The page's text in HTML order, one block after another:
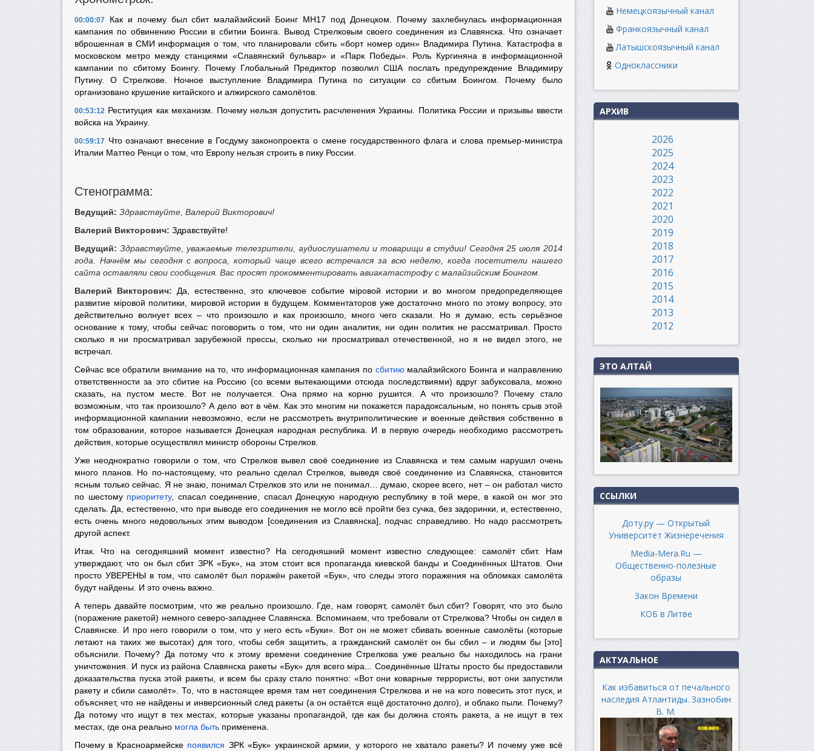
00:00:07 Как и почему был сбит малайзийский Боинг MH17 под Донецком. Почему захлебнулась информационная
кампания по обвинению России в сбитии Боинга. Вывод Стрелковым своего соединения из Славянска. Что означает
вброшенная в СМИ информация о том, что планировали сбить «борт номер один» Владимира Путина. Катастрофа в
московском метро между станциями «Славянский бульвар» и «Парк Победы». Роль Кургиняна в информационной
кампании по сбитому Боингу. Почему Глобальный Предиктор позволил США послать предупреждение Владимиру
Путину. О Стрелкове. Ночное выступление Владимира Путина по ситуации со сбитым Боингом. Почему было
организовано крушение китайского и алжирского самолётов.
00:53:12 Реституция как механизм. Почему нельзя допустить расчленения Украины. Политика России и призывы ввести
войска на Украину.
00:59:17 Что означают внесение в Госдуму законопроекта о смене государственного флага и слова премьер-министра
Италии Маттео Ренци о том, что Европу нельзя строить в пику России.
Стенограмма:
Ведущий: Здравствуйте, Валерий Викторович!
Валерий Викторович: Здравствуйте!
Ведущий:Здравствуйте, уважаемые телезрители, аудиослушатели и товарищи в студии! Сегодня 25 июля 2014
года. Начнём мы сегодня с вопроса, который чаще всего встречался за всю неделю, когда посетители нашего
сайта оставляли свои сообщения. Вас просят прокомментировать авиакатастрофу с малайзийским Боингом.
Валерий Викторович: Да, естественно, это ключевое событие мiровой истории и во многом предопределяющее
развитие мiровой политики, мировой истории в будущем. Комментаторов уже достаточно много по этому вопросу, это
действительно волнует всех – что произошло и как произошло, много чего сказали. Но я думаю, есть серьёзное
основание к тому, чтобы сейчас поговорить о том, что ни один аналитик, ни один политик не рассматривал. Просто
сколько я ни просматривал зарубежной прессы, сколько ни просматривал отечественной, но я не видел этого, не
встречал.
Сейчас все обратили внимание на то, что информационная кампания по сбитию малайзийского Боинга и направлению
ответственности за это сбитие на Россию (со всеми вытекающими отсюда последствиями) вдруг забуксовала, можно
сказать, на пустом месте. Вот не получается. Она прямо на корню рушится. А что произошло? Почему стало
возможным, что так произошло? А дело вот в чём. Как это многим ни покажется парадоксальным, но понять срыв этой
информационной кампании невозможно, если не рассмотреть внутриполитические и военные действия собственно в
том образовании, которое называется Донецкая народная республика. И в первую очередь необходимо рассмотреть
действия, которые осуществлял министр обороны Стрелков.
Уже неоднократно говорили о том, что Стрелков вывел своё соединение из Славянска и тем самым нарушил очень
много планов. Но по-настоящему, что реально сделал Стрелков, выведя своё соединение из Славянска, становится
ясным только сейчас. Я не знаю, понимал Стрелков это или не понимал… думаю, скорее всего, нет – он работал чисто
по шестому приоритету, спасал соединение, спасал Донецкую народную республику в той мере, в какой он мог это
сделать. Да, естественно, что при выводе его соединения не могло всё пройти без сучка, без задоринки, и, естественно,
есть очень много недовольных этим выводом [соединения из Славянска], подчас справедливо. Но надо рассмотреть
другой аспект.
Итак. Что на сегодняшний момент известно? На сегодняшний момент известно следующее: самолёт сбит. Нам
утверждают, что он был сбит ЗРК «Бук», на этом стоит вся пропаганда киевской банды и Соединённых Штатов. Они
просто УВЕРЕНЫ в том, что самолёт был поражён ракетой «Бук», что следы этого поражения на обломках самолёта
будут найдены. И это очень важно.
А теперь давайте посмотрим, что же реально произошло. Где, нам говорят, самолёт был сбит? Говорят, что это было
(поражение ракетой) немного северо-западнее Славянска. Вспоминаем, что требовали от Стрелкова? Чтобы он сидел в
Славянске. И про него говорили о том, что у него есть «Буки». Вот он не может сбивать военные самолёты (которые
летают на таких же высотах) для того, чтобы себя защитить, а гражданский самолёт он бы сбил – и людям бы [это]
объяснили. Почему? Да потому что к этому времени соединение Стрелкова уже реально бы находилось на грани
уничтожения. И пуск из района Славянска ракеты «Бук» для всего мiра... Соединённые Штаты просто бы предоставили
доказательства пуска этой ракеты, и всем бы сразу стало понятно: «Вот они коварные террористы, вот они запустили
ракету и сбили самолёт». То, что в настоящее время там нет соединения Стрелкова и не на кого повесить этот пуск, и
объясняет, что не найдены и инверсионный след ракеты (а он остаётся ещё достаточно долго), и облако пыли. Почему?
Да потому что ищут в тех местах, которые указаны пропагандой, где как бы должна стоять ракета, а не ищут в тех
местах, где она реально могла быть применена.
Почему в Красноармейске появился ЗРК «Бук» украинской армии, у которого не хватало ракеты? И почему уже всё
Немецкоязычный канал
Франкоязычный канал
Латышскоязычный канал
Одноклассники
АРХИВ
2026
2025
2024
2023
2022
2021
2020
2019
2018
2017
2016
2015
2014
2013
2012
ЭТО АЛТАЙ
ССЫЛКИ
Доту.ру — Открытый
Университет Жизнеречения
Media-Mera.Ru —
Общественно-полезные
образы
Закон Времени
КОБ в Литве
АКТУАЛЬНОЕ
Как избавиться от печального
наследия Атлантиды. Зазнобин
В. М.